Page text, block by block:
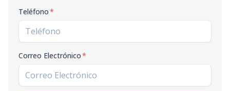
Teléfono*
Correo Electrónico*